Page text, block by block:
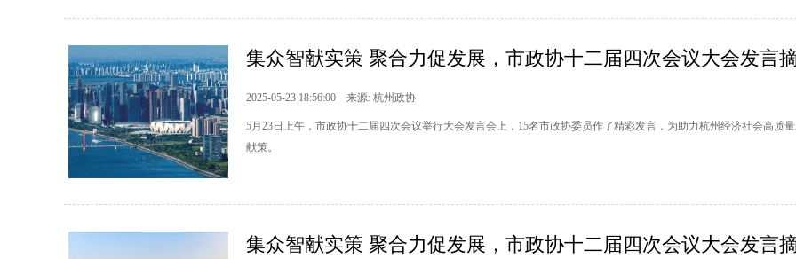
集众智献实策 聚合力促发展，市政协十二届四次会议大会发言
2025-05-23 18:56:00 来源: 杭州政协
5月23日上午，市政协十二届四次会议举行大会发言会上，15名市政协委员作了精彩发言，为助力杭州经济社会高质
献策。
集众智献实策 聚合力促发展，市政协十二届四次会议大会发言